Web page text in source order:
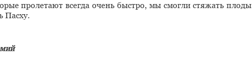
пролетают всегда очень быстро, мы смогли стяжать плоды
Пасху.